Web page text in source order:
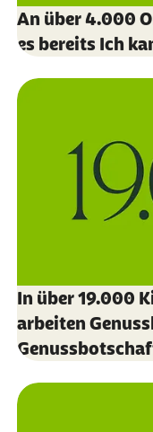
An über 4.000
es bereits Ich
In über 19.000
arbeiten